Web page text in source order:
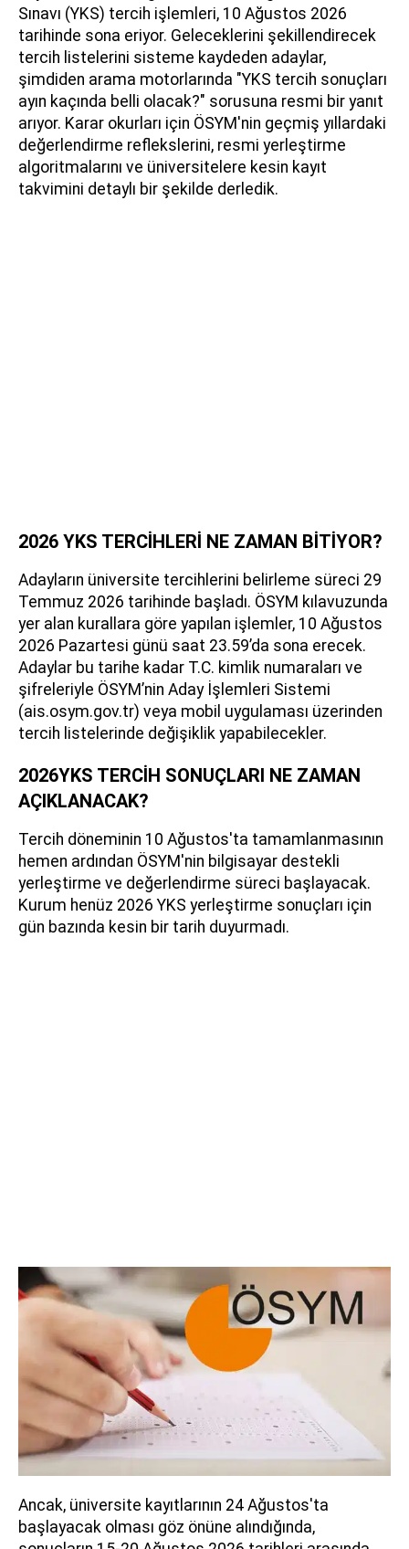
Sınavı (YKS) tercih işlemleri, 10 Ağustos 2026
tarihinde sona eriyor. Geleceklerini şekillendirecek
tercih listelerini sisteme kaydeden adaylar,
şimdiden arama motorlarında "YKS tercih sonuçları
ayın kaçında belli olacak?" sorusuna resmi bir yanıt
arıyor. Karar okurları için ÖSYM'nin geçmiş yıllardaki
değerlendirme reflekslerini, resmi yerleştirme
algoritmalarını ve üniversitelere kesin kayıt
takvimini detaylı bir şekilde derledik.
2026 YKS TERCİHLERİ NE ZAMAN BİTİYOR?
Adayların üniversite tercihlerini belirleme süreci 29
Temmuz 2026 tarihinde başladı. ÖSYM kılavuzunda
yer alan kurallara göre yapılan işlemler, 10 Ağustos
2026 Pazartesi günü saat 23.59’da sona erecek.
Adaylar bu tarihe kadar T.C. kimlik numaraları ve
şifreleriyle ÖSYM’nin Aday İşlemleri Sistemi
(ais.osym.gov.tr) veya mobil uygulaması üzerinden
tercih listelerinde değişiklik yapabilecekler.
2026YKS TERCİH SONUÇLARI NE ZAMAN
AÇIKLANACAK?
Tercih döneminin 10 Ağustos'ta tamamlanmasının
hemen ardından ÖSYM'nin bilgisayar destekli
yerleştirme ve değerlendirme süreci başlayacak.
Kurum henüz 2026 YKS yerleştirme sonuçları için
gün bazında kesin bir tarih duyurmadı.
Ancak, üniversite kayıtlarının 24 Ağustos'ta
başlayacak olması göz önüne alındığında,